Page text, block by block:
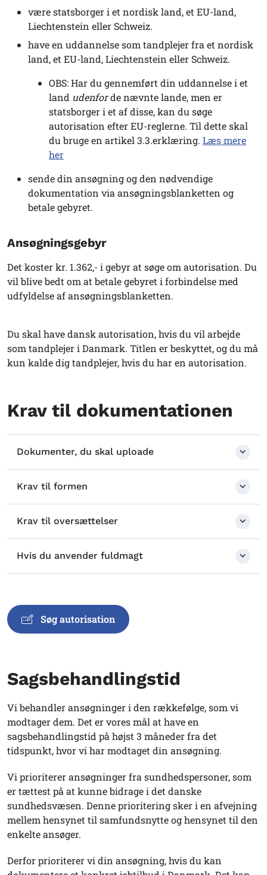
være statsborger i et nordisk land, et EU-land,
Liechtenstein eller Schweiz.
have en uddannelse som tandplejer fra et nordisk
land, et EU-land, Liechtenstein eller Schweiz.
OBS: Har du gennemført din uddannelse i et
land udenforde nævnte lande, men er
statsborger i et af disse, kan du søge
autorisation efter EU-reglerne. Til dette skal
du bruge en artikel 3.3.erklæring. Læs mere
her
sende din ansøgning og den nødvendige
dokumentation via ansøgningsblanketten og
betale gebyret.
Ansøgningsgebyr
Det koster kr. 1.362,- i gebyr at søge om autorisation. Du
vil blive bedt om at betale gebyret i forbindelse med
udfyldelse af ansøgningsblanketten.
Du skal have dansk autorisation, hvis du vil arbejde
som tandplejer i Danmark. Titlen er beskyttet, og du må
kun kalde dig tandplejer, hvis du har en autorisation.
Krav til dokumentationen
Dokumenter, du skal uploade
Krav til formen
Krav til oversættelser
Hvis du anvender fuldmagt
Søg autorisation
Sagsbehandlingstid
Vi behandler ansøgninger i den rækkefølge, som vi
modtager dem. Det er vores mål at have en
sagsbehandlingstid på højst 3 måneder fra det
tidspunkt, hvor vi har modtaget din ansøgning.
Vi prioriterer ansøgninger fra sundhedspersoner, som
er tættest på at kunne bidrage i det danske
sundhedsvæsen. Denne prioritering sker i en afvejning
mellem hensynet til samfundsnytte og hensynet til den
enkelte ansøger.
Derfor prioriterer vi din ansøgning, hvis du kan